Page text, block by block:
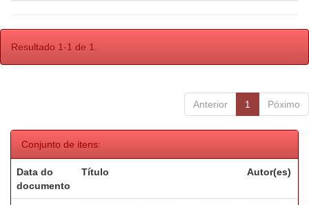
Resultado 1-1 de 1.
Anterior 1 Póximo
Conjunto de itens:
Data do
documento
Título Autor(es)